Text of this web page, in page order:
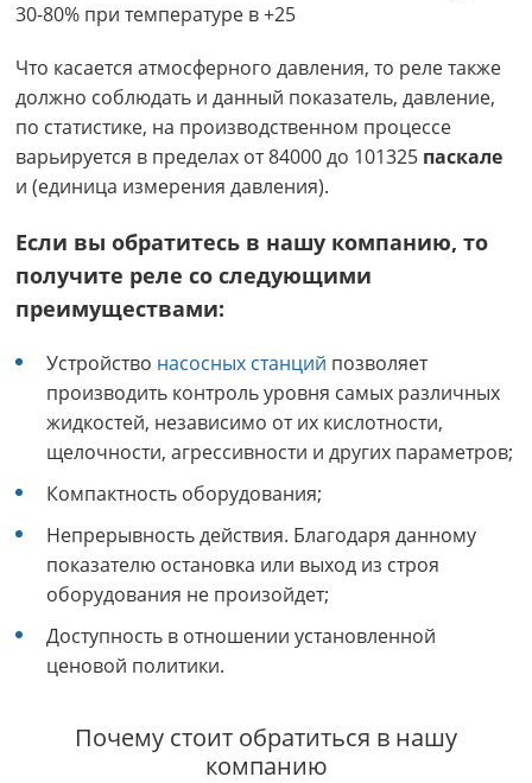
30-80% при температуре в +25
Что касается атмосферного давления, то реле также
должно соблюдать и данный показатель, давление,
по статистике, на производственном процессе
варьируется в пределах от 84000 до 101325 паскале
и (единица измерения давления).
Если вы обратитесь в нашу компанию, то
получите реле со следующими
преимуществами:
Устройство насосных станций позволяет
производить контроль уровня самых различных
жидкостей, независимо от их кислотности,
щелочности, агрессивности и других параметров;
Компактность оборудования;
Непрерывность действия. Благодаря данному
показателю остановка или выход из строя
оборудования не произойдет;
Доступность в отношении установленной
ценовой политики.
Почему стоит обратиться в нашу
компанию